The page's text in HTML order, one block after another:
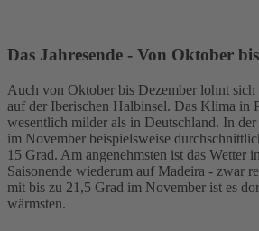
Das Jahresende - Von Oktober
Auch von Oktober bis Dezember lohnt sich
auf der Iberischen Halbinsel. Das Klima in
wesentlich milder als in Deutschland. In
im November beispielsweise
15 Grad. Am angenehmsten ist das Wetter
Saisonende wiederum auf Madeira - zwar
mit bis zu 21,5 Grad im November ist es
wärmsten.